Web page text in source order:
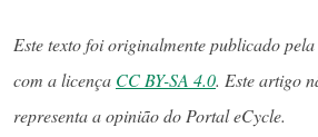
Este texto foi originalmente publicado pela
com a licença CC BY-SA 4.0. Este artigo
representa a opinião do Portal eCycle.